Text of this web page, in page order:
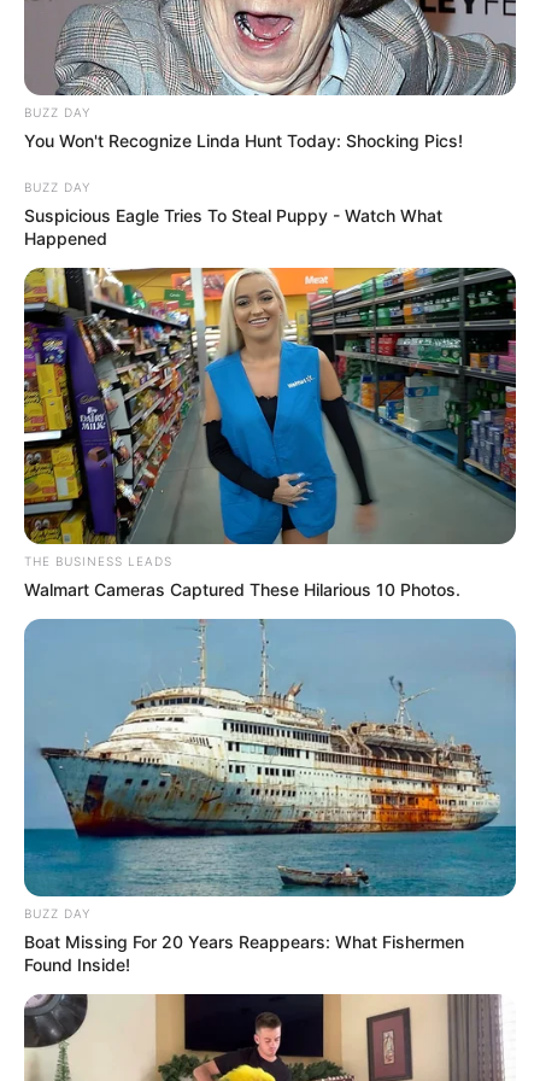
sua mãe não tenha qualquer problema com o
efeito da make.
Magazine Luiza
7. Kit relaxante
Toda mãe merece tirar um momento para relaxar
e repor as energias. Por isso, presentear a sua com
um kit relaxante não tem erro! Lembre-se de
incluir nesse kit alguns itens básicos, como
incenso, óleo essencial e sachês para escalda-pés.
BUZZ DAY
You Won't Recognize Linda Hunt Today: Shocking Pics!
BUZZ DAY
Suspicious Eagle Tries To Steal Puppy - Watch What
Happened
THE BUSINESS LEADS
Walmart Cameras Captured These Hilarious 10 Photos.
BUZZ DAY
Boat Missing For 20 Years Reappears: What Fishermen
Found Inside!